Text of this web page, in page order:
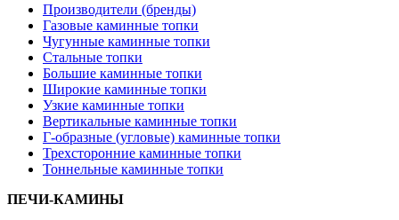
Производители (бренды)
Газовые каминные топки
Чугунные каминные топки
Стальные топки
Большие каминные топки
Широкие каминные топки
Узкие каминные топки
Вертикальные каминные топки
Г-образные (угловые) каминные топки
Трехсторонние каминные топки
Тоннельные каминные топки
ПЕЧИ-КАМИНЫ